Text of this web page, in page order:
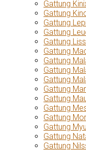
Gattung
Gattung
Gattung
Gattung
Gattung
Gattung
Gattung
Gattung
Gattung
Gattung
Gattung
Gattung
Gattung
Gattung
Gattung
Gattung